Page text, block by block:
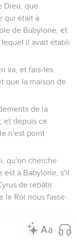
Dieu, que
qui était à
de Babylone, et
lequel il avait établi
va, et fais-les
que la maison de
de la
et depuis ce
n'est point
qu'on cherche
est à Babylone, s'il
de rebâtir
le Roi nous fasse